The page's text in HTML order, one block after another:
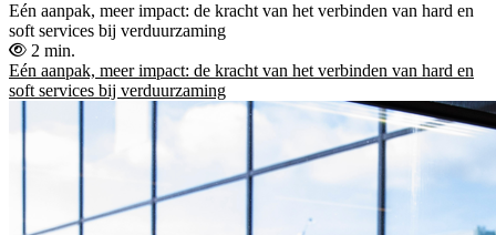
Eén aanpak, meer impact: de kracht van het verbinden van hard en
soft services bij verduurzaming
2 min.
Eén aanpak, meer impact: de kracht van het verbinden van hard en
soft services bij verduurzaming